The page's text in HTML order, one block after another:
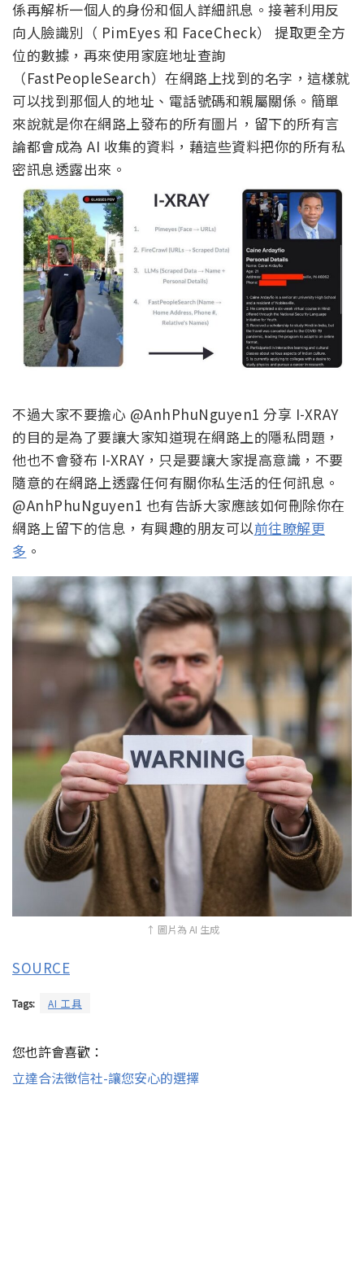
係再解析一個人的身份和個人詳細訊息。接著利用反
向人臉識別（ PimEyes 和 FaceCheck） 提取更全方
位的數據，再來使用家庭地址查詢
（FastPeopleSearch）在網路上找到的名字，這樣就
可以找到那個人的地址、電話號碼和親屬關係。簡單
來說就是你在網路上發布的所有圖片，留下的所有言
論都會成為 AI 收集的資料，藉這些資料把你的所有私
密訊息透露出來。
不過大家不要擔心 @AnhPhuNguyen1 分享 I-XRAY
的目的是為了要讓大家知道現在網路上的隱私問題，
他也不會發布 I-XRAY，只是要讓大家提高意識，不要
隨意的在網路上透露任何有關你私生活的任何訊息。
@AnhPhuNguyen1 也有告訴大家應該如何刪除你在
網路上留下的信息，有興趣的朋友可以前往瞭解更
多 。
↑ 圖片為 AI 生成
SOURCE
Tags: AI 工具
您也許會喜歡：
立達合法徵信社-讓您安心的選擇